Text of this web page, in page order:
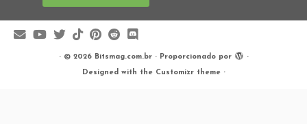
· © 2026 Bitsmag.com.br· Proporcionado por ·
Designed with the Customizr theme ·